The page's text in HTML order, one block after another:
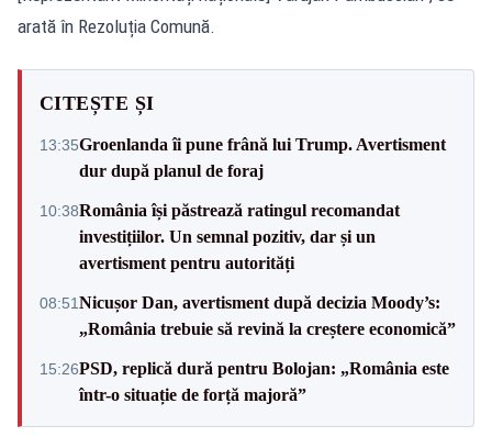
arată în Rezoluția Comună.
CITEȘTE ȘI
13:35Groenlanda îi pune frână lui Trump. Avertisment
dur după planul de foraj
10:38România își păstrează ratingul recomandat
investițiilor. Un semnal pozitiv, dar și un
avertisment pentru autorități
08:51Nicușor Dan, avertisment după decizia Moody’s:
„România trebuie să revină la creștere economică”
15:26PSD, replică dură pentru Bolojan: „România este
într-o situație de forță majoră”